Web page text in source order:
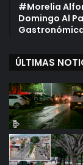
#Morelia
Domingo Al
ÚLTIMAS